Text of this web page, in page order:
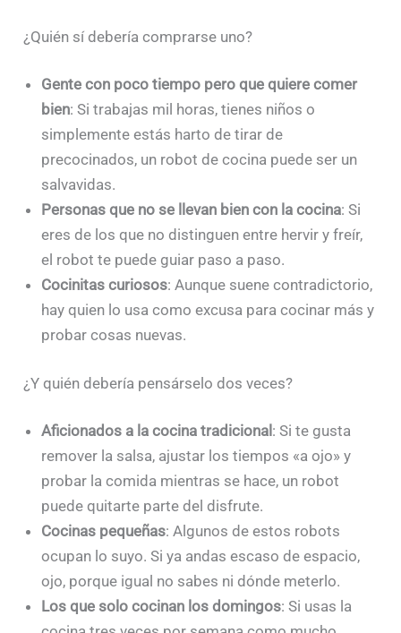
¿Quién sí debería comprarse uno?
Gente con poco tiempo pero que quiere comer
bien: Si trabajas mil horas, tienes niños o
simplemente estás harto de tirar de
precocinados, un robot de cocina puede ser un
salvavidas.
Personas que no se llevan bien con la cocina: Si
eres de los que no distinguen entre hervir y freír,
el robot te puede guiar paso a paso.
Cocinitas curiosos: Aunque suene contradictorio,
hay quien lo usa como excusa para cocinar más y
probar cosas nuevas.
¿Y quién debería pensárselo dos veces?
Aficionados a la cocina tradicional : Si te gusta
remover la salsa, ajustar los tiempos «a ojo» y
probar la comida mientras se hace, un robot
puede quitarte parte del disfrute.
Cocinas pequeñas: Algunos de estos robots
ocupan lo suyo. Si ya andas escaso de espacio,
ojo, porque igual no sabes ni dónde meterlo.
Los que solo cocinan los domingos: Si usas la